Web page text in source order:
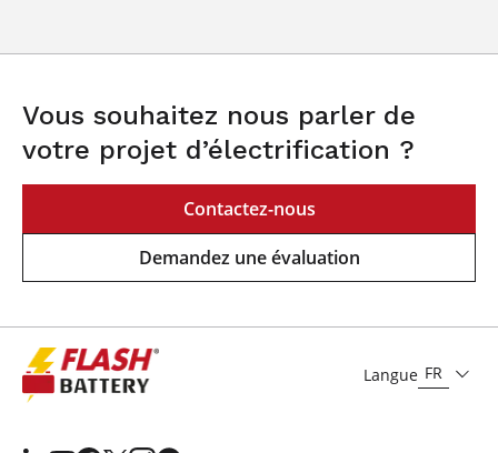
Vous souhaitez nous parler de
votre projet d’électrification ?
Contactez-nous
Demandez une évaluation
Langue FR